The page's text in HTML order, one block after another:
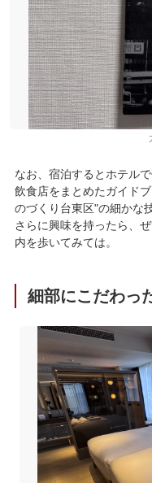
なお、宿泊するとホテル
飲食店をまとめたガイド
のづくり台東区"の細かな
さらに興味を持ったら、
内を歩いてみては。
細部にこだわっ